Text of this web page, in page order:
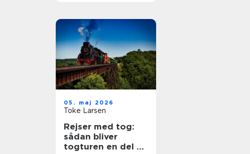
05. maj 2026
Toke Larsen
Rejser med tog:
sådan bliver
togturen en del af